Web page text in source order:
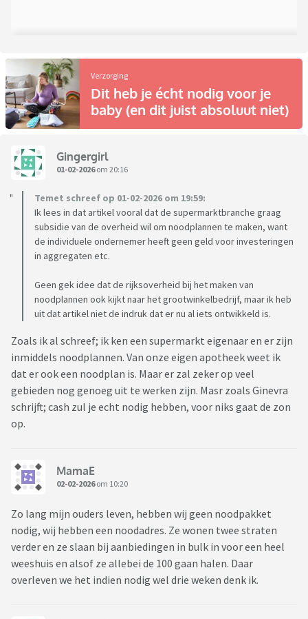
Verzorging
Dit heb je écht nodig voor je
baby (en dit juist absoluut niet)
Gingergirl
01-02-2026om 20:16
Temet schreef op 01-02-2026 om 19:59:
Ik lees in dat artikel vooral dat de supermarktbranche graag
subsidie van de overheid wil om noodplannen te maken, want
de individuele ondernemer heeft geen geld voor investeringen
in aggregaten etc.
Geen gek idee dat de rijksoverheid bij het maken van
noodplannen ook kijkt naar het grootwinkelbedrijf, maar ik heb
uit dat artikel niet de indruk dat er nu al iets ontwikkeld is.
Zoals ik al schreef; ik ken een supermarkt eigenaar en er zijn
inmiddels noodplannen. Van onze eigen apotheek weet ik
dat er ook een noodplan is. Maar er zal zeker op veel
gebieden nog genoeg uit te werken zijn. Masr zoals Ginevra
schrijft; cash zul je echt nodig hebben, voor niks gaat de zon
op.
MamaE
02-02-2026om 10:20
Zo lang mijn ouders leven, hebben wij geen noodpakket
nodig, wij hebben een noodadres. Ze wonen twee straten
verder en ze slaan bij aanbiedingen in bulk in voor een heel
weeshuis en alsof ze allebei de 100 gaan halen. Daar
overleven we het indien nodig wel drie weken denk ik.